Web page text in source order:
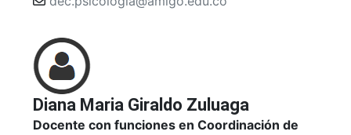
Diana Maria Giraldo Zuluaga
Docente con funciones en Coordinación de